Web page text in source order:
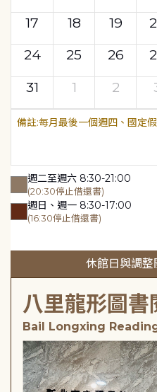
17
18 19
24
25 26
31
1 2
每月最後一個週四、國定
週二至週六 8:30-21:00
(20:30停止借還書)
週日、週一 8:30-17:00
(16:30停止借還書)
休館日與調整
八里龍形圖書
Bail Longxing